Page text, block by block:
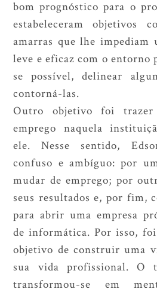
bom prognóstico para o
estabeleceram objetivos
amarras que lhe impediam
leve e eficaz com o entorno
se possível, delinear
contorná-las.
Outro objetivo foi
emprego naquela
ele. Nesse sentido,
confuso e ambíguo: por
mudar de emprego; por
seus resultados e, por fim,
para abrir uma empresa
de informática. Por isso,
objetivo de construir uma
sua vida profissional. O
transformou-se em